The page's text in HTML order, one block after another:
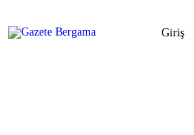
Giriş